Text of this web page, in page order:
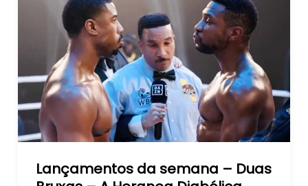
Lançamentos da semana – Duas